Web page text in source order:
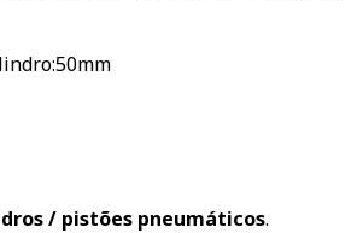
/ pistões pneumáticos.